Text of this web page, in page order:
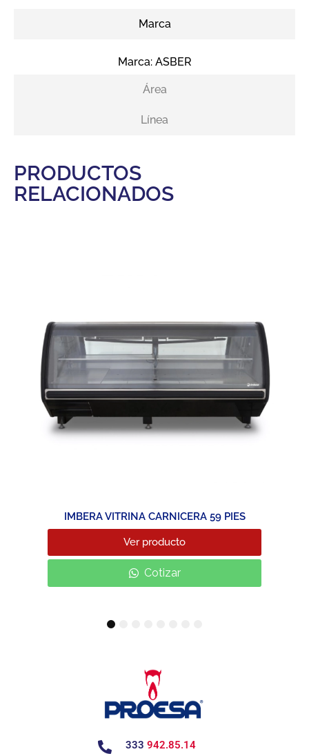
Marca
Marca: ASBER
Área
Línea
PRODUCTOS
RELACIONADOS
IMBERA VITRINA CARNICERA 59 PIES
Ver producto
Cotizar
4
333 942.85.14